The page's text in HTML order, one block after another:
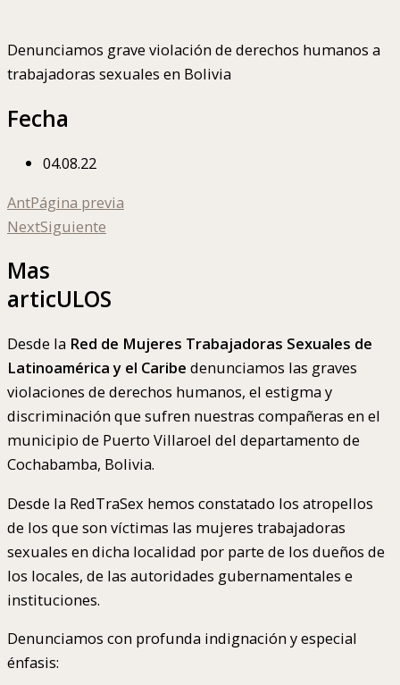
Denunciamos grave violación de derechos humanos a
trabajadoras sexuales en Bolivia
Fecha
04.08.22
AntPágina previa
NextSiguiente
Mas
articULOS
Desde la Red de Mujeres Trabajadoras Sexuales de
Latinoamérica y el Caribe denunciamos las graves
violaciones de derechos humanos, el estigma y
discriminación que sufren nuestras compañeras en el
municipio de Puerto Villaroel del departamento de
Cochabamba, Bolivia.
Desde la RedTraSex hemos constatado los atropellos
de los que son víctimas las mujeres trabajadoras
sexuales en dicha localidad por parte de los dueños de
los locales, de las autoridades gubernamentales e
instituciones.
Denunciamos con profunda indignación y especial
énfasis: